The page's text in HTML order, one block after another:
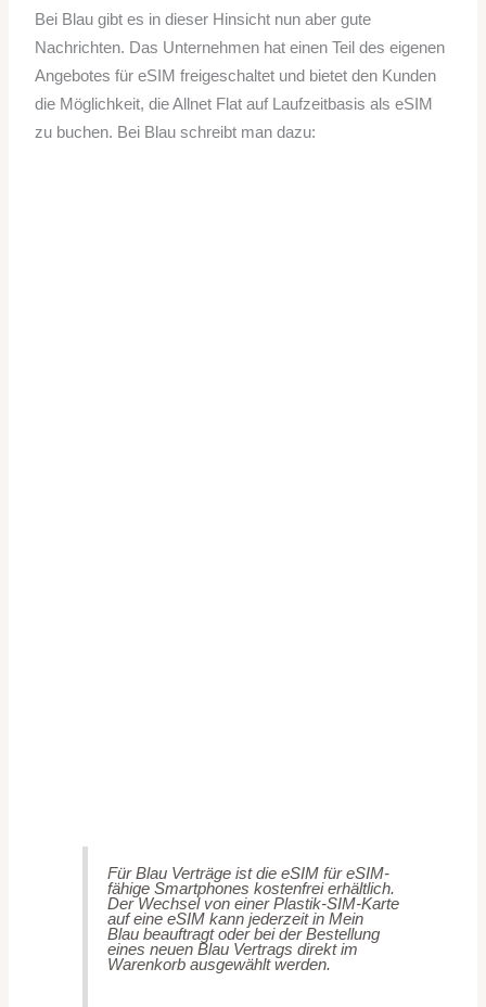
Bei Blau gibt es in dieser Hinsicht nun aber gute
Nachrichten. Das Unternehmen hat einen Teil des eigenen
Angebotes für eSIM freigeschaltet und bietet den Kunden
die Möglichkeit, die Allnet Flat auf Laufzeitbasis als eSIM
zu buchen. Bei Blau schreibt man dazu:
Für Blau Verträge ist die eSIM für eSIM-
fähige Smartphones kostenfrei erhältlich.
Der Wechsel von einer Plastik-SIM-Karte
auf eine eSIM kann jederzeit in Mein
Blau beauftragt oder bei der Bestellung
eines neuen Blau Vertrags direkt im
Warenkorb ausgewählt werden.